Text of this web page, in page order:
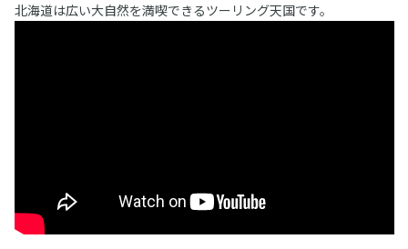
北海道は広い大自然を満喫できるツーリング天国です。